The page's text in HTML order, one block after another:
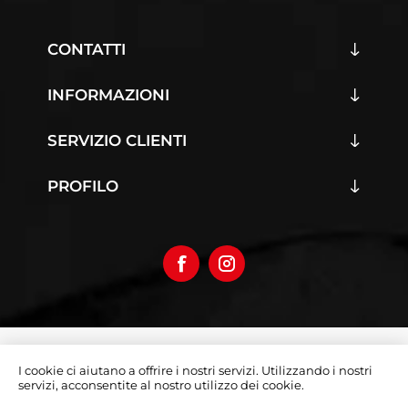
CONTATTI
INFORMAZIONI
SERVIZIO CLIENTI
PROFILO
Partita Iva 03019070642
I cookie ci aiutano a offrire i nostri servizi. Utilizzando i nostri
servizi, acconsentite al nostro utilizzo dei cookie.